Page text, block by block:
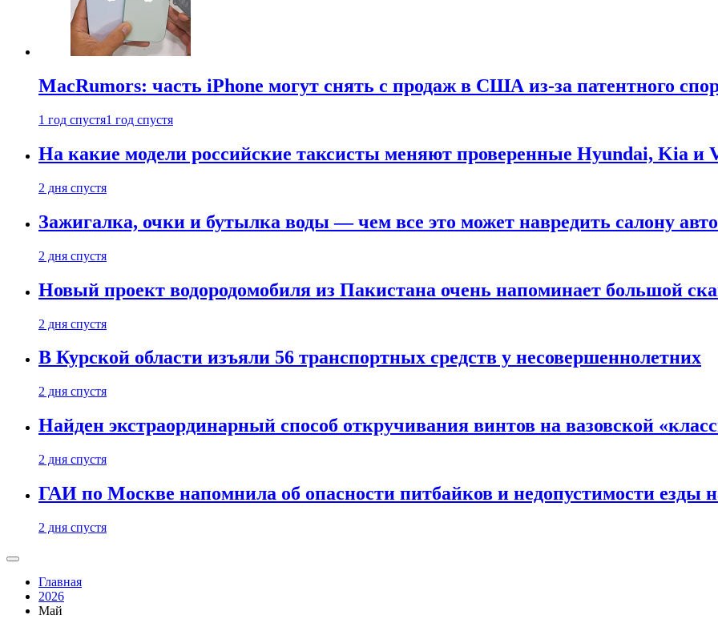
MacRumors: часть iPhone могут снять с продаж в США из-за патентного
1 год спустя1 год спустя
На какие модели российские таксисты меняют проверенные Hyundai, Kia и
2 дня спустя
Зажигалка, очки и бутылка воды — чем все это может навредить салону
2 дня спустя
Новый проект водородомобиля из Пакистана очень напоминает большой
2 дня спустя
В Курской области изъяли 56 транспортных средств у несовершеннолетних
2 дня спустя
Найден экстраординарный способ откручивания винтов на вазовской
2 дня спустя
ГАИ по Москве напомнила об опасности питбайков и недопустимости езды
2 дня спустя
Главная
2026
Май